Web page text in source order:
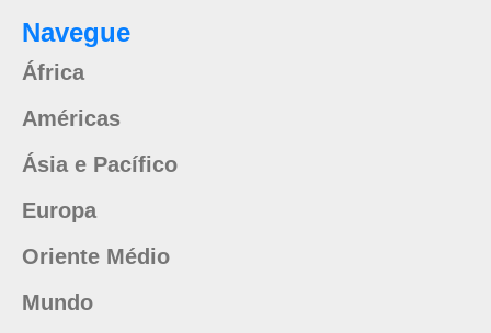
Navegue
África
Américas
Ásia e Pacífico
Europa
Oriente Médio
Mundo